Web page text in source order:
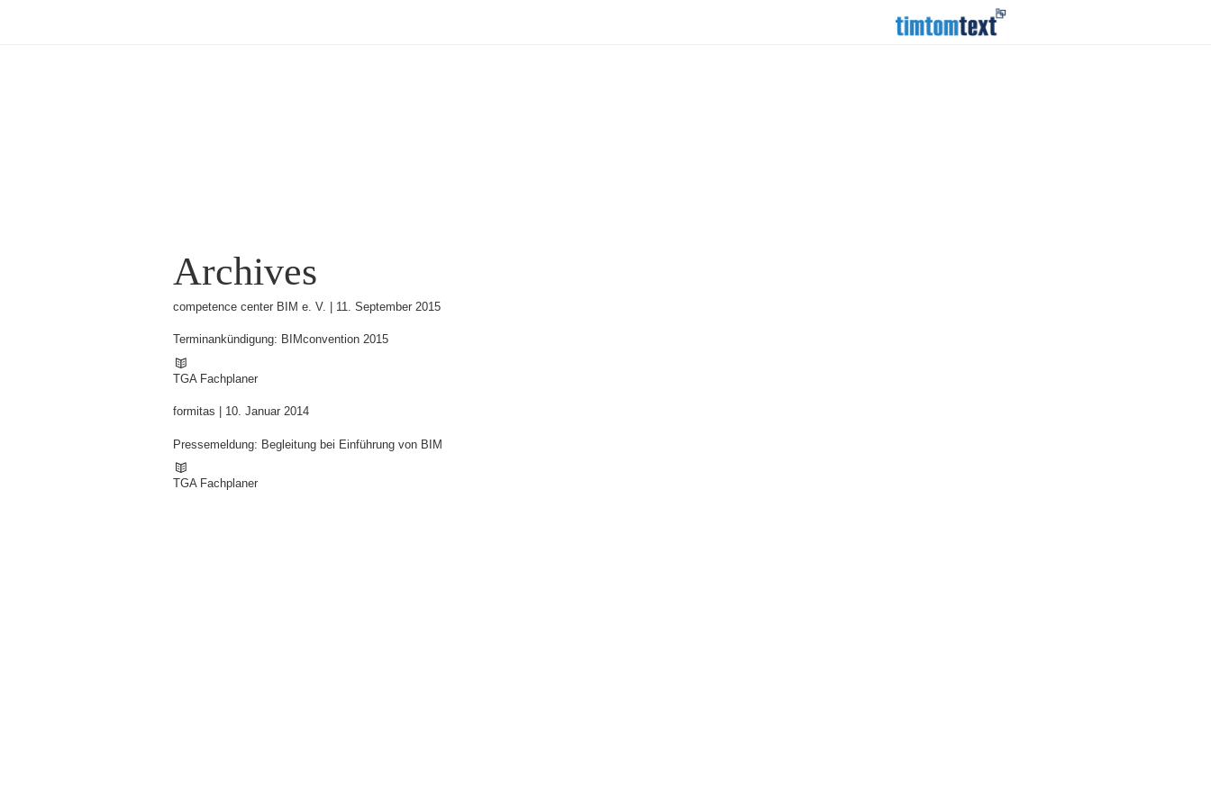
Archives
competence center BIM e. V. | 11. September 2015
Terminankündigung: BIMconvention 2015
TGA Fachplaner
formitas | 10. Januar 2014
Pressemeldung: Begleitung bei Einführung von BIM
TGA Fachplaner